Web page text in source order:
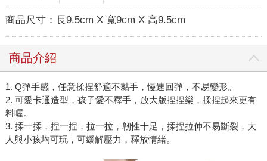
商品尺寸： 長9.5cm X 寬9cm X 高9.5cm
商品介紹
1. Q彈手感，任意揉捏舒適不黏手，慢速回彈，不易變形。
2. 可愛卡通造型，孩子愛不釋手，放大版捏捏樂，揉捏起來更有
料喔。
3. 揉一揉，捏一捏，拉一拉，韌性十足，揉捏拉伸不易斷裂，大
人與小孩均可玩，可緩解壓力，釋放情緒。